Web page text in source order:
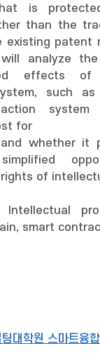
is
than the
existing patent
analyze the
effects
such
system
for
whether it
of
Intellectual
smart
대학원 스마트융